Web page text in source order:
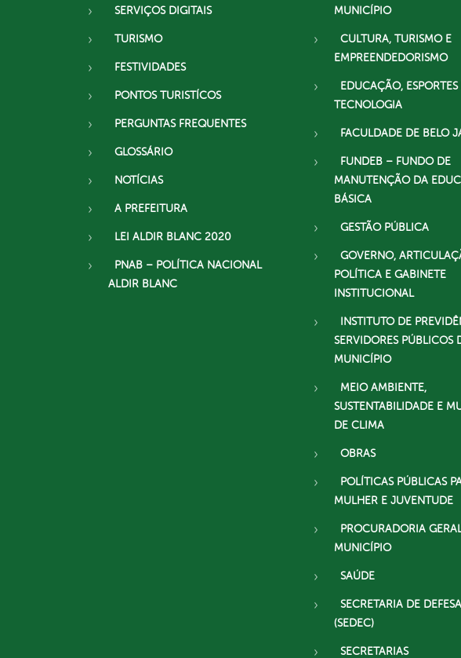
SERVIÇOS DIGITAIS
TURISMO
FESTIVIDADES
PONTOS TURISTÍCOS
PERGUNTAS FREQUENTES
GLOSSÁRIO
NOTÍCIAS
A PREFEITURA
LEI ALDIR BLANC 2020
PNAB – POLÍTICA NACIONAL
ALDIR BLANC
MUNICÍPIO
CULTURA, TURISMO E
EMPREENDEDORISMO
EDUCAÇÃO, ESPORTES
TECNOLOGIA
FACULDADE DE BELO
FUNDEB – FUNDO DE
MANUTENÇÃO DA
BÁSICA
GESTÃO PÚBLICA
GOVERNO,
POLÍTICA E GABINETE
INSTITUCIONAL
INSTITUTO DE
SERVIDORES PÚBLICOS
MUNICÍPIO
MEIO AMBIENTE,
SUSTENTABILIDADE E
DE CLIMA
OBRAS
POLÍTICAS PÚBLICAS
MULHER E JUVENTUDE
PROCURADORIA
MUNICÍPIO
SAÚDE
SECRETARIA DE
(SEDEC)
SECRETARIAS